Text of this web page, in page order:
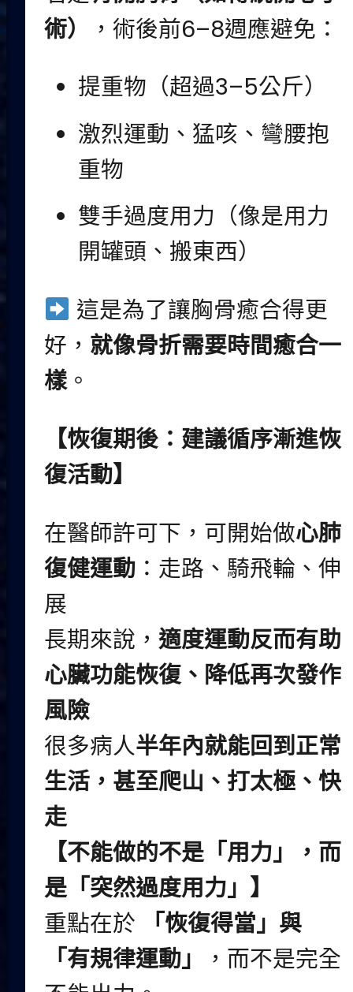
術）
，術後前6–8週應避免：
提重物（超過3–5公斤）
激烈運動、猛咳、彎腰抱
重物
雙手過度用力（像是用力
開罐頭、搬東西）
這是為了讓胸骨癒合得更
好， 就像骨折需要時間癒合一
樣。
【恢復期後：建議循序漸進恢
復活動】
在醫師許可下，可開始做心肺
復健運動 ：走路、騎飛輪、伸
展
長期來說， 適度運動反而有助
心臟功能恢復、降低再次發作
風險
很多病人半年內就能回到正常
生活，甚至爬山、打太極、快
走
【不能做的不是「用力」，而
是「突然過度用力」】
重點在於
「恢復得當」與
「有規律運動」
，而不是完全